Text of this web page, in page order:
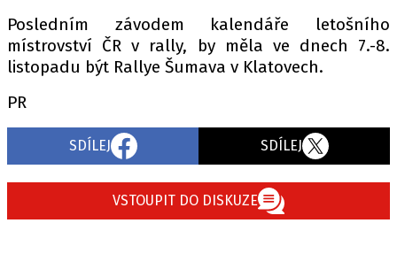
Posledním závodem kalendáře letošního
místrovství ČR v rally, by měla ve dnech 7.-8.
listopadu být Rallye Šumava v Klatovech.
PR
SDÍLEJ SDÍLEJ
VSTOUPIT DO DISKUZE